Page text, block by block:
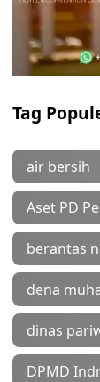
Tag
air bersih
Aset PD
berantas
dena
dinas
DPMD